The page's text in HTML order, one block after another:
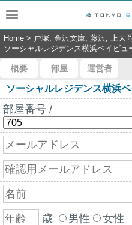
Home > 戸塚, 金沢文庫, 藤沢, 上大
ソーシャルレジデンス横浜ベイビュ
概要 部屋 運営者
ソーシャルレジデンス横浜
部屋番号 /
歳 男性 女性